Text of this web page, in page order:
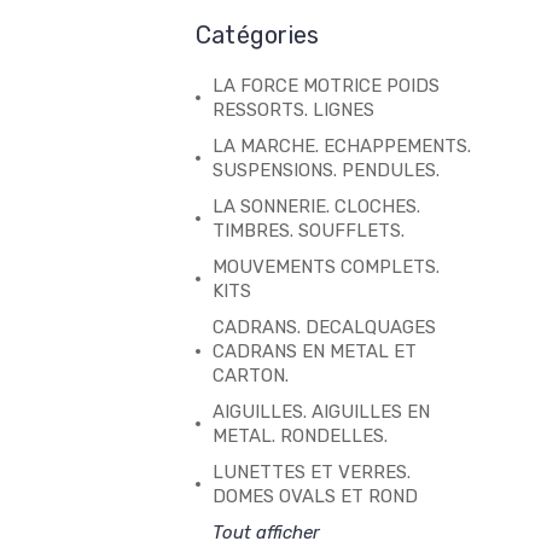
Catégories
LA FORCE MOTRICE POIDS
RESSORTS. LIGNES
LA MARCHE. ECHAPPEMENTS.
SUSPENSIONS. PENDULES.
LA SONNERIE. CLOCHES.
TIMBRES. SOUFFLETS.
MOUVEMENTS COMPLETS.
KITS
CADRANS. DECALQUAGES
CADRANS EN METAL ET
CARTON.
AIGUILLES. AIGUILLES EN
METAL. RONDELLES.
LUNETTES ET VERRES.
DOMES OVALS ET ROND
Tout afficher